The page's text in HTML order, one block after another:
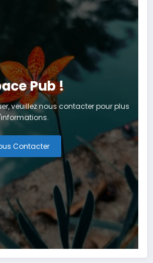
Pub !
veuillez nous contacter pour plus
Contacter